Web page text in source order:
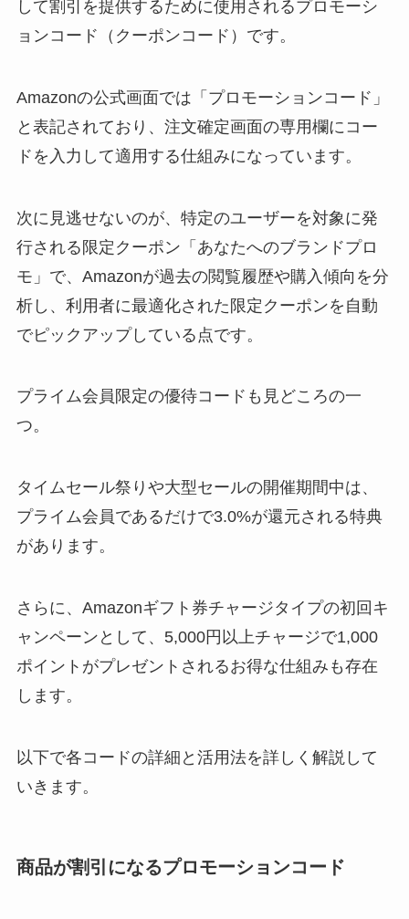
して割引を提供するために使用されるプロモーシ
ョンコード（クーポンコード）です。
Amazonの公式画面では「プロモーションコード」
と表記されており、注文確定画面の専用欄にコー
ドを入力して適用する仕組みになっています。
次に見逃せないのが、特定のユーザーを対象に発
行される限定クーポン「あなたへのブランドプロ
モ」で、Amazonが過去の閲覧履歴や購入傾向を分
析し、利用者に最適化された限定クーポンを自動
でピックアップしている点です。
プライム会員限定の優待コードも見どころの一
つ。
タイムセール祭りや大型セールの開催期間中は、
プライム会員であるだけで3.0%が還元される特典
があります。
さらに、Amazonギフト券チャージタイプの初回キ
ャンペーンとして、5,000円以上チャージで1,000
ポイントがプレゼントされるお得な仕組みも存在
します。
以下で各コードの詳細と活用法を詳しく解説して
いきます。
商品が割引になるプロモーションコード